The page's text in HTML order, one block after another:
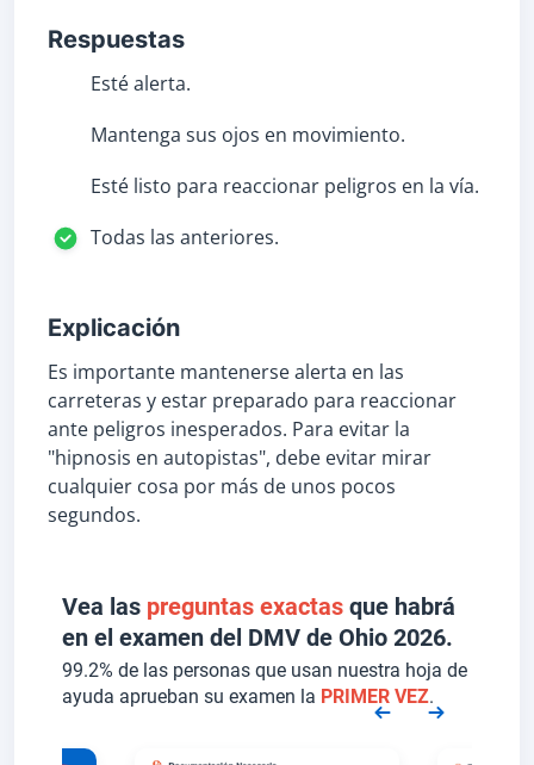
Respuestas
Esté alerta.
Mantenga sus ojos en movimiento.
Esté listo para reaccionar peligros en la vía.
Todas las anteriores.
Explicación
Es importante mantenerse alerta en las
carreteras y estar preparado para reaccionar
ante peligros inesperados. Para evitar la
"hipnosis en autopistas", debe evitar mirar
cualquier cosa por más de unos pocos
segundos.
Vea las preguntas exactas que habrá
en el examen del DMV de Ohio 2026.
99.2% de las personas que usan nuestra hoja de
ayuda aprueban su examen la PRIMER VEZ.